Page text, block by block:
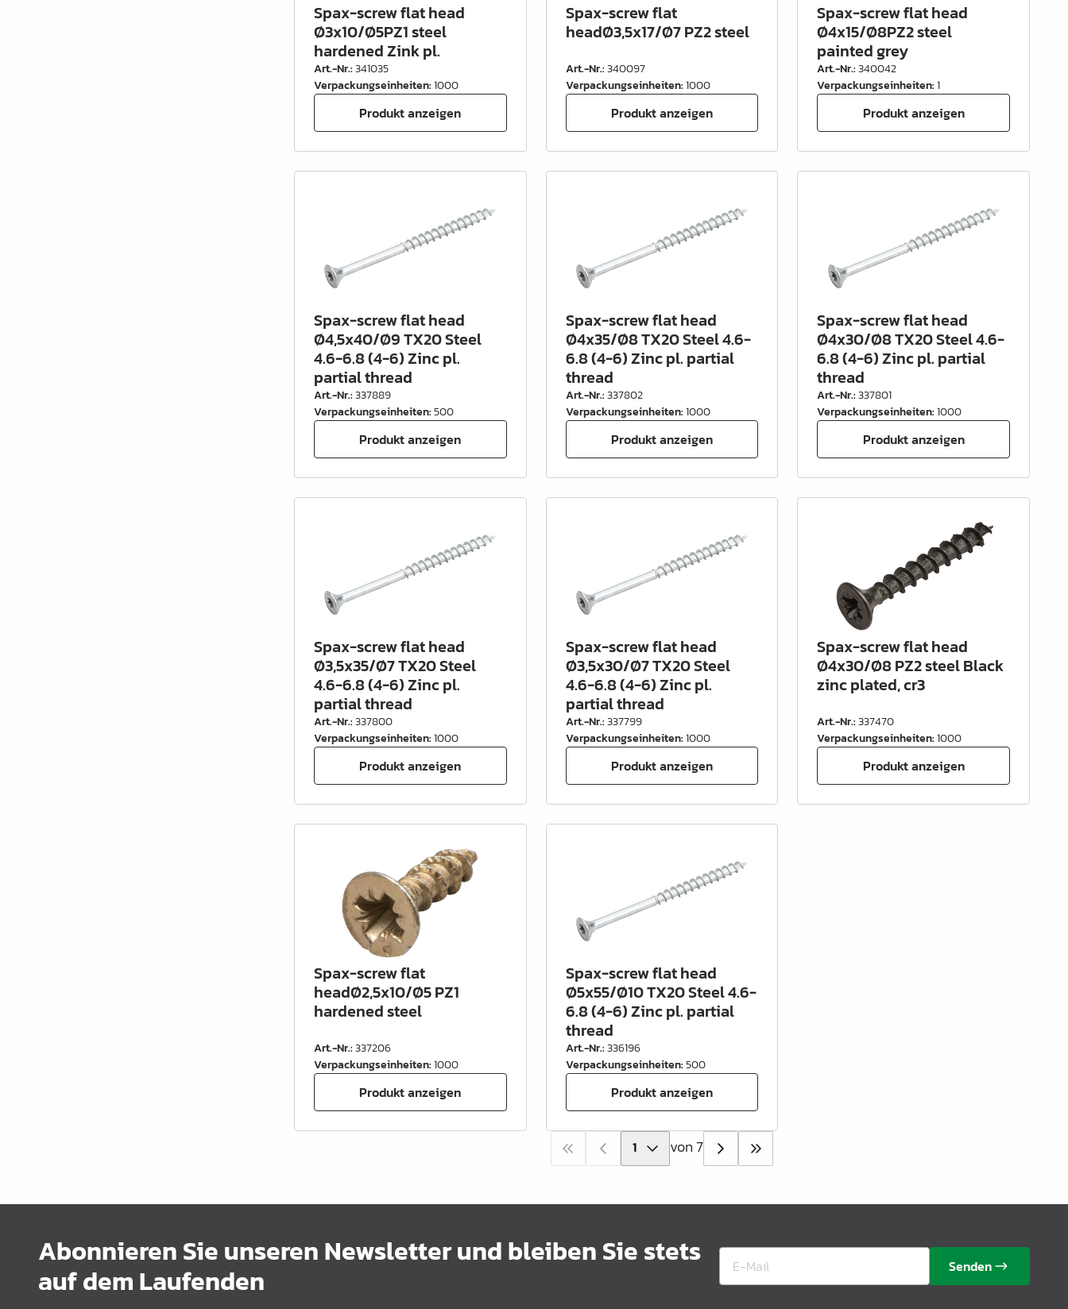
Spax-screw flat head
Ø3x10/Ø5PZ1 steel
hardened Zink pl.
Art.-Nr.:341035
Verpackungseinheiten:1000
Produkt anzeigen
Spax-screw flat
headØ3,5x17/Ø7 PZ2 steel
Art.-Nr.:340097
Verpackungseinheiten:1000
Produkt anzeigen
Spax-screw flat head
Ø4x15/Ø8PZ2 steel
painted grey
Art.-Nr.:340042
Verpackungseinheiten:1
Produkt anzeigen
Spax-screw flat head
Ø4,5x40/Ø9 TX20 Steel
4.6-6.8 (4-6) Zinc pl.
partial thread
Art.-Nr.:337889
Verpackungseinheiten:500
Produkt anzeigen
Spax-screw flat head
Ø4x35/Ø8 TX20 Steel 4.6-
6.8 (4-6) Zinc pl. partial
thread
Art.-Nr.:337802
Verpackungseinheiten:1000
Produkt anzeigen
Spax-screw flat head
Ø4x30/Ø8 TX20 Steel 4.6-
6.8 (4-6) Zinc pl. partial
thread
Art.-Nr.:337801
Verpackungseinheiten:1000
Produkt anzeigen
Spax-screw flat head
Ø3,5x35/Ø7 TX20 Steel
4.6-6.8 (4-6) Zinc pl.
partial thread
Art.-Nr.:337800
Verpackungseinheiten:1000
Produkt anzeigen
Spax-screw flat head
Ø3,5x30/Ø7 TX20 Steel
4.6-6.8 (4-6) Zinc pl.
partial thread
Art.-Nr.:337799
Verpackungseinheiten:1000
Produkt anzeigen
Spax-screw flat head
Ø4x30/Ø8 PZ2 steel Black
zinc plated, cr3
Art.-Nr.:337470
Verpackungseinheiten:1000
Produkt anzeigen
Spax-screw flat
headØ2,5x10/Ø5 PZ1
hardened steel
Art.-Nr.:337206
Verpackungseinheiten:1000
Produkt anzeigen
Spax-screw flat head
Ø5x55/Ø10 TX20 Steel 4.6-
6.8 (4-6) Zinc pl. partial
thread
Art.-Nr.:336196
Verpackungseinheiten:500
Produkt anzeigen
von 7
Abonnieren Sie unseren Newsletter und bleiben Sie stets
auf dem Laufenden Senden